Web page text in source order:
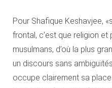
Pour Shafique Keshavjee,
frontal, c’est que religion et
musulmans, d’où la plus
un discours sans
occupe clairement sa